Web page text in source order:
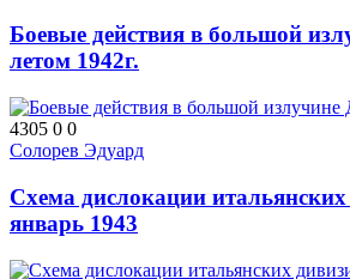
Боевые действия в большой
летом 1942г.
4305 0 0
Солорев Эдуард
Схема дислокации
январь 1943